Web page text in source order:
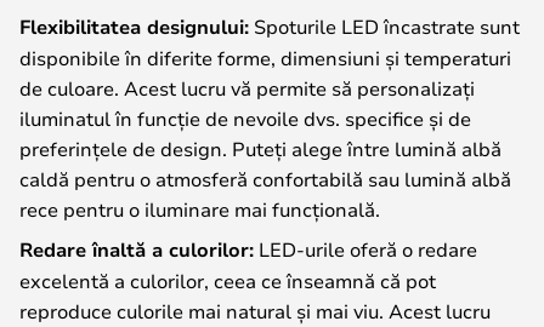
Flexibilitatea designului: Spoturile LED încastrate sunt
disponibile în diferite forme, dimensiuni și temperaturi
de culoare. Acest lucru vă permite să personalizați
iluminatul în funcție de nevoile dvs. specifice și de
preferințele de design. Puteți alege între lumină albă
caldă pentru o atmosferă confortabilă sau lumină albă
rece pentru o iluminare mai funcțională.
Redare înaltă a culorilor: LED-urile oferă o redare
excelentă a culorilor, ceea ce înseamnă că pot
reproduce culorile mai natural și mai viu. Acest lucru